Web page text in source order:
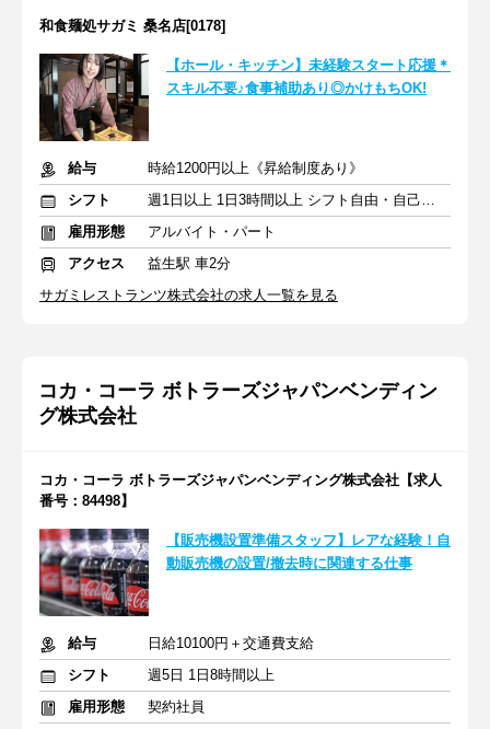
和食麺処サガミ 桑名店[0178]
【ホール・キッチン】未経験スタート応援＊
スキル不要♪食事補助あり◎かけもちOK!
給与
時給1200円以上《昇給制度あり》
シフト
週1日以上 1日3時間以上 シフト自由・自己申告
雇用形態
アルバイト・パート
アクセス
益生駅 車2分
サガミレストランツ株式会社の求人一覧を見る
コカ・コーラ ボトラーズジャパンベンディン
グ株式会社
コカ・コーラ ボトラーズジャパンベンディング株式会社【求人
番号：84498】
【販売機設置準備スタッフ】レアな経験！自
動販売機の設置/撤去時に関連する仕事
給与
日給10100円＋交通費支給
シフト
週5日 1日8時間以上
雇用形態
契約社員